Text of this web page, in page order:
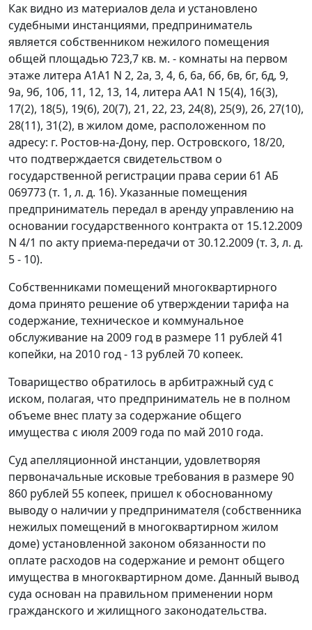
Как видно из материалов дела и установлено
судебными инстанциями, предприниматель
является собственником нежилого помещения
общей площадью 723,7 кв. м. - комнаты на первом
этаже литера А1А1 N 2, 2а, 3, 4, 6, 6а, 6б, 6в, 6г, 6д, 9,
9а, 9б, 10б, 11, 12, 13, 14, литера АА1 N 15(4), 16(3),
17(2), 18(5), 19(6), 20(7), 21, 22, 23, 24(8), 25(9), 26, 27(10),
28(11), 31(2), в жилом доме, расположенном по
адресу: г. Ростов-на-Дону, пер. Островского, 18/20,
что подтверждается свидетельством о
государственной регистрации права серии 61 АБ
069773 (т. 1, л. д. 16). Указанные помещения
предприниматель передал в аренду управлению на
основании государственного контракта от 15.12.2009
N 4/1 по акту приема-передачи от 30.12.2009 (т. 3, л. д.
5 - 10).
Собственниками помещений многоквартирного
дома принято решение об утверждении тарифа на
содержание, техническое и коммунальное
обслуживание на 2009 год в размере 11 рублей 41
копейки, на 2010 год - 13 рублей 70 копеек.
Товарищество обратилось в арбитражный суд с
иском, полагая, что предприниматель не в полном
объеме внес плату за содержание общего
имущества с июля 2009 года по май 2010 года.
Суд апелляционной инстанции, удовлетворяя
первоначальные исковые требования в размере 90
860 рублей 55 копеек, пришел к обоснованному
выводу о наличии у предпринимателя (собственника
нежилых помещений в многоквартирном жилом
доме) установленной законом обязанности по
оплате расходов на содержание и ремонт общего
имущества в многоквартирном доме. Данный вывод
суда основан на правильном применении норм
гражданского и жилищного законодательства.